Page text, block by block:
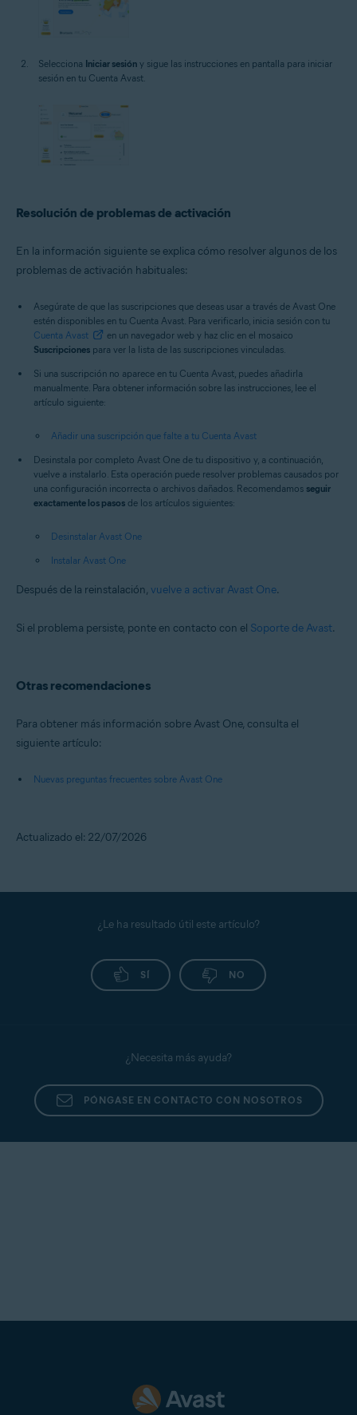
Selecciona Iniciar sesión y sigue las instrucciones en pantalla para iniciar
sesión en tu Cuenta Avast.
Resolución de problemas de activación
En la información siguiente se explica cómo resolver algunos de los
problemas de activación habituales:
Asegúrate de que las suscripciones que deseas usar a través de Avast One
estén disponibles en tu Cuenta Avast. Para verificarlo, inicia sesión con tu
Cuenta Avast
en un navegador web y haz clic en el mosaico
Suscripciones para ver la lista de las suscripciones vinculadas.
Si una suscripción no aparece en tu Cuenta Avast, puedes añadirla
manualmente. Para obtener información sobre las instrucciones, lee el
artículo siguiente:
Añadir una suscripción que falte a tu Cuenta Avast
Desinstala por completo Avast One de tu dispositivo y, a continuación,
vuelve a instalarlo. Esta operación puede resolver problemas causados por
una configuración incorrecta o archivos dañados. Recomendamos seguir
exactamente los pasos de los artículos siguientes:
Desinstalar Avast One
Instalar Avast One
Después de la reinstalación, vuelve a activar Avast One.
Si el problema persiste, ponte en contacto con el Soporte de Avast.
Otras recomendaciones
Para obtener más información sobre Avast One, consulta el
siguiente artículo:
Nuevas preguntas frecuentes sobre Avast One
Actualizado el: 22/07/2026
¿Le ha resultado útil este artículo?
SÍ NO
¿Necesita más ayuda?
PÓNGASE EN CONTACTO CON NOSOTROS